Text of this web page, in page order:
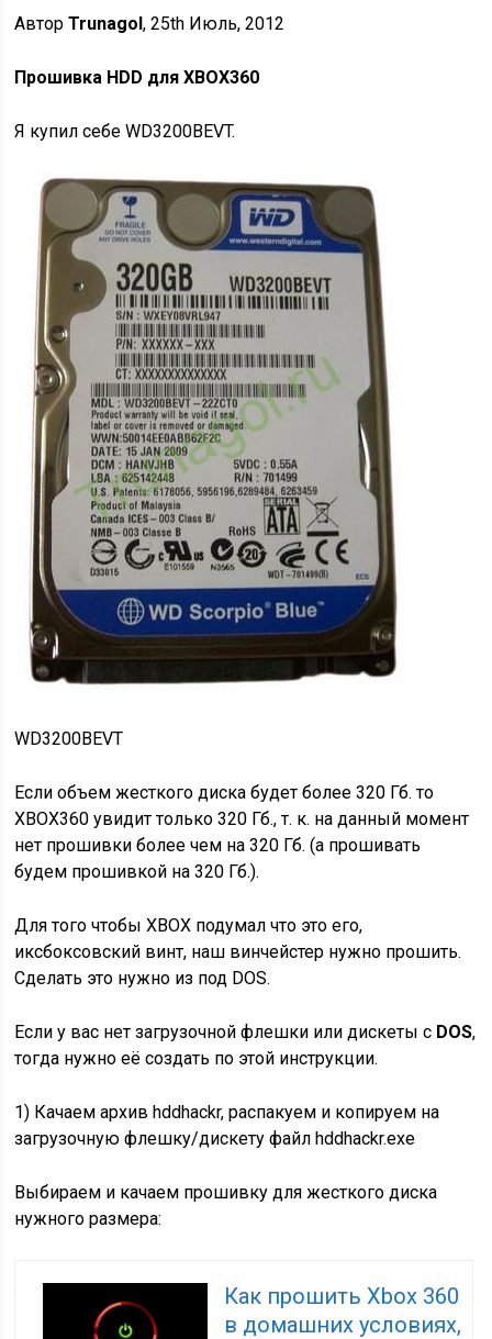
АвторTrunagol, 25th Июль, 2012
Прошивка HDD для XBOX360
Я купил себе WD3200BEVT.
WD3200BEVT
Если объем жесткого диска будет более 320 Гб. то
XBOX360 увидит только 320 Гб., т. к. на данный момент
нет прошивки более чем на 320 Гб. (а прошивать
будем прошивкой на 320 Гб.).
Для того чтобы XBOX подумал что это его,
иксбоксовский винт, наш винчейстер нужно прошить.
Сделать это нужно из под DOS.
Если у вас нет загрузочной флешки или дискеты с DOS,
тогда нужно её создать по этой инструкции.
1) Качаем архив hddhackr, распакуем и копируем на
загрузочную флешку/дискету файл hddhackr.exe
Выбираем и качаем прошивку для жесткого диска
нужного размера:
Как прошить Хbox 360
в домашних условиях,